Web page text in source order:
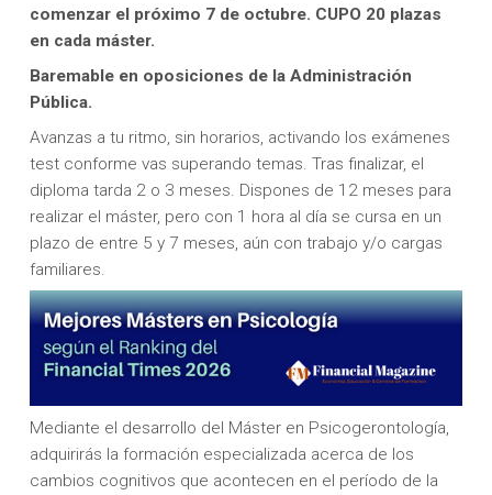
comenzar el próximo 7 de octubre. CUPO 20 plazas
en cada máster.
Baremable en oposiciones de la Administración
Pública.
Avanzas a tu ritmo, sin horarios, activando los exámenes
test conforme vas superando temas. Tras finalizar, el
diploma tarda 2 o 3 meses. Dispones de 12 meses para
realizar el máster, pero con 1 hora al día se cursa en un
plazo de entre 5 y 7 meses, aún con trabajo y/o cargas
familiares.
Mediante el desarrollo del Máster en Psicogerontología,
adquirirás la formación especializada acerca de los
cambios cognitivos que acontecen en el período de la